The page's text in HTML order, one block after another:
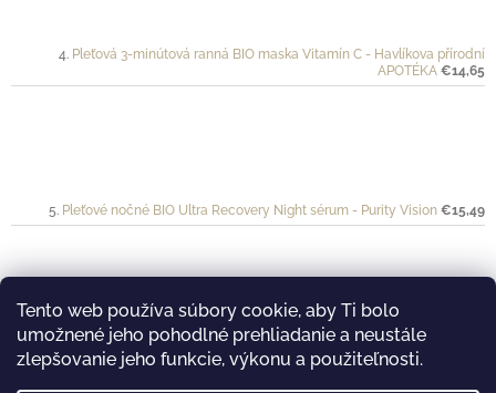
Tento web používa súbory cookie, aby Ti bolo
umožnené jeho pohodlné prehliadanie a neustále
zlepšovanie jeho funkcie, výkonu a použiteľnosti.
Pleťová 3-minútová ranná BIO maska Vitamín C - Havlíkova přírodní
APOTÉKA €14,65
Pleťové nočné BIO Ultra Recovery Night sérum - Purity Vision €15,49
Ochranný krém pre športovkyne a športovcov VÉLO - Mylo